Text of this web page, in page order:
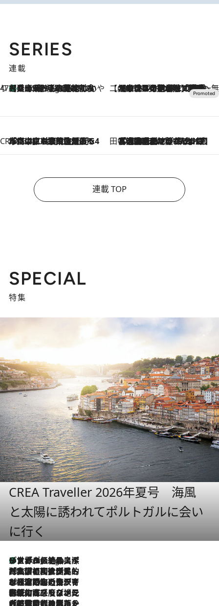
SERIES
連載
47都道府県の手みやげ ひんやりスイーツで夏を満喫
7 Hours Ago
【兵庫県】この夏絶対食べたい 冷やしておいしいおやつ3選 淡路島の恵みをジェラートに集約 【CREA×星野リゾート】唯一無二。癒しと発見が待つ場所へ
2026.8.7
【トンボの足水浴】ヒノキの香りに包まれて涼感マックス！約13℃の湧水かけ流しを避暑地「星野温泉 トンボの湯」で体験
CREA'S CHOICE
2026.8.7
「立川にも歌舞伎があるんだよ」 片岡仁左衛門・市川中車ら豪華座組みで4年目の立川立飛歌舞伎へ 田中稲の勝手に再ブーム
2026.8.7
「湘南乃風に憧れて」観客大盛上がりの“タオル回し”に、ラッパー顔負けの高速歌唱まで…さだまさし（74）のアグレッシブすぎる現在地
連載 TOP
SPECIAL
特集
CREA Traveller 2026年夏号 海風
と太陽に誘われてポルトガルに会い
に行く
7 Hours Ago
リスボンの絶品スイーツ「パステル・デ・ナタ」とは？ポルトガル伝統の奥深い世界へ
2026.7.27
「私の祖国はポルトガル語です」国民的詩人フェルナンド・ペソアと、彼が愛した文学の街を歩く
2026.7.26
ポルトガル近海が育む極上の海の幸。キリリと冷えた白ワインと愉しむ、シーフード専門店の贅沢
2026.7.22
伝統の味をモダンに昇華。高感度な地元客が集う、リスボンの最旬ガストロノミー
2026.7.21
大航海時代の栄華から、震災、独裁、そして革命へ。ポルトガル・首都リスボンの石畳に刻まれた「歴史の光と影」